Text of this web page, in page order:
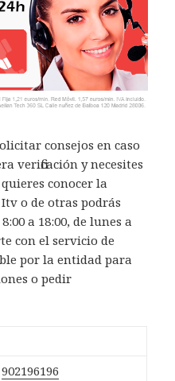
consejos en caso
verificación y necesites
conocer la
o de otras podrás
a 18:00, de lunes a
con el servicio de
por la entidad para
o pedir
902196196